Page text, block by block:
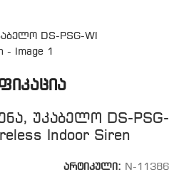
უკაბელო DS-PSG-
Indoor Siren
არტიკული: N-11386